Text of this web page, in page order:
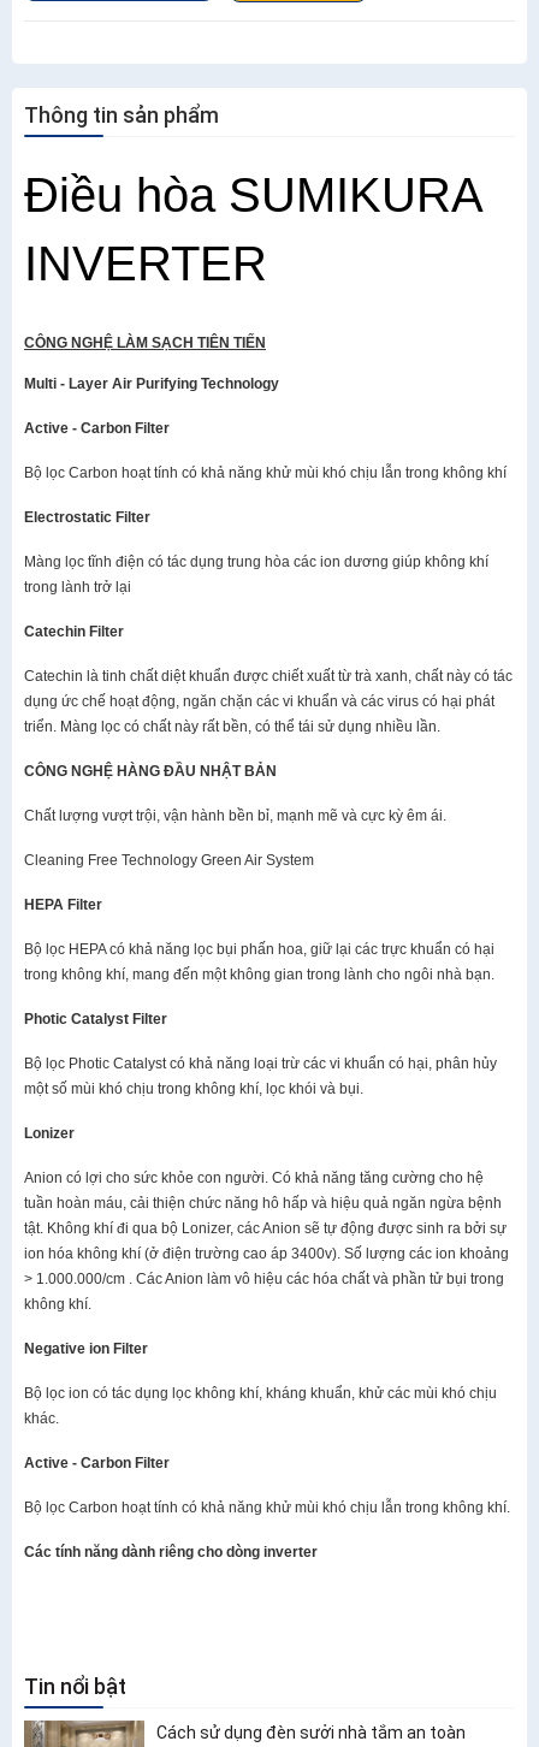
Thông tin sản phẩm
Điều hòa SUMIKURA
INVERTER
CÔNG NGHỆ LÀM SẠCH TIÊN TIẾN
Multi - Layer Air Purifying Technology
Active - Carbon Filter
Bộ lọc Carbon hoạt tính có khả năng khử mùi khó chịu lẫn trong không khí
Electrostatic Filter
Màng lọc tĩnh điện có tác dụng trung hòa các ion dương giúp không khí
trong lành trở lại
Catechin Filter
Catechin là tinh chất diệt khuẩn được chiết xuất từ trà xanh, chất này có tác
dụng ức chế hoạt động, ngăn chặn các vi khuẩn và các virus có hại phát
triển. Màng lọc có chất này rất bền, có thể tái sử dụng nhiều lần.
CÔNG NGHỆ HÀNG ĐẦU NHẬT BẢN
Chất lượng vượt trội, vận hành bền bỉ, mạnh mẽ và cực kỳ êm ái.
Cleaning Free Technology Green Air System
HEPA Filter
Bộ lọc HEPA có khả năng lọc bụi phấn hoa, giữ lại các trực khuẩn có hại
trong không khí, mang đến một không gian trong lành cho ngôi nhà bạn.
Photic Catalyst Filter
Bộ lọc Photic Catalyst có khả năng loại trừ các vi khuẩn có hại, phân hủy
một số mùi khó chịu trong không khí, lọc khói và bụi.
Lonizer
Anion có lợi cho sức khỏe con người. Có khả năng tăng cường cho hệ
tuần hoàn máu, cải thiện chức năng hô hấp và hiệu quả ngăn ngừa bệnh
tật. Không khí đi qua bộ Lonizer, các Anion sẽ tự động được sinh ra bởi sự
ion hóa không khí (ở điện trường cao áp 3400v). Số lượng các ion khoảng
> 1.000.000/cm . Các Anion làm vô hiệu các hóa chất và phần tử bụi trong
không khí.
Negative ion Filter
Bộ lọc ion có tác dụng lọc không khí, kháng khuẩn, khử các mùi khó chịu
khác.
Active - Carbon Filter
Bộ lọc Carbon hoạt tính có khả năng khử mùi khó chịu lẫn trong không khí.
Các tính năng dành riêng cho dòng inverter
Tin nổi bật
Cách sử dụng đèn sưởi nhà tắm an toàn